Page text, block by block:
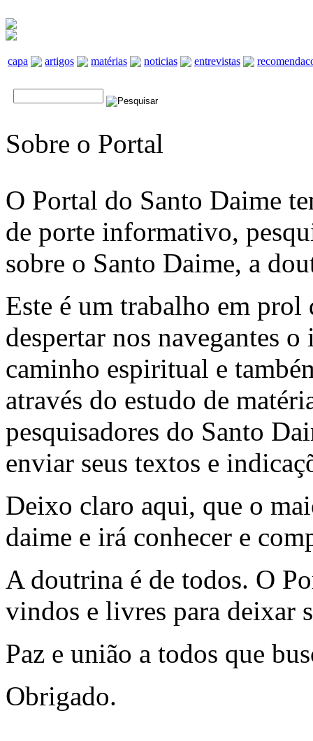
capa artigos matérias noticias entrevistas
Sobre o Portal
O Portal do Santo Daime
de porte informativo,
sobre o Santo Daime, a
Este é um trabalho em
despertar nos navegantes o
caminho espiritual e
através do estudo de
pesquisadores do Santo
enviar seus textos e
Deixo claro aqui, que o
daime e irá conhecer e
A doutrina é de todos. O
vindos e livres para deixar
Paz e união a todos que
Obrigado.